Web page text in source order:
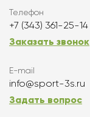
Телефон
+7 (343) 361-25-14
Заказать звонок
E-mail
info@sport-3s.ru
Задать вопрос